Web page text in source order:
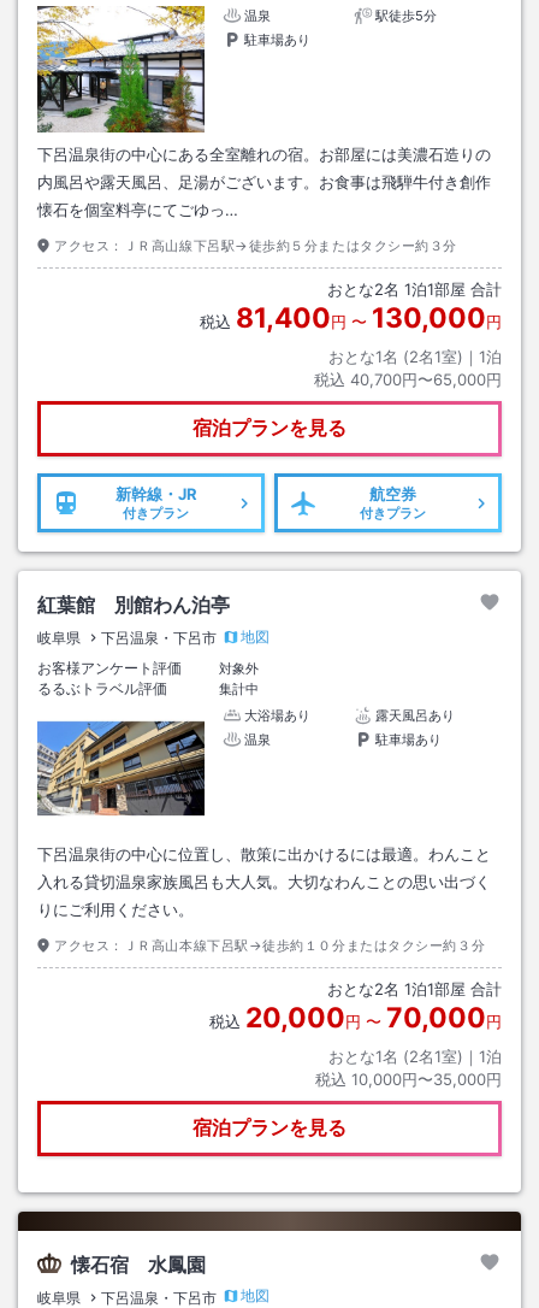
温泉
駅徒歩5分
駐車場あり
下呂温泉街の中心にある全室離れの宿。お部屋には美濃石造りの
内風呂や露天風呂、足湯がございます。お食事は飛騨牛付き創作
懐石を個室料亭にてごゆっ…
アクセス： ＪＲ高山線下呂駅→徒歩約５分またはタクシー約３分
おとな2名 1泊1部屋 合計
税込 81,400円 〜 130,000円
おとな1名 (2名1室)｜ 1泊
税込 40,700円〜65,000円
宿泊プランを見る
新幹線・JR
付きプラン
航空券
付きプラン
紅葉館 別館わん泊亭
岐阜県 下呂温泉・下呂市
地図
お客様アンケート評価
対象外
るるぶトラベル評価
集計中
大浴場あり
露天風呂あり
温泉
駐車場あり
下呂温泉街の中心に位置し、散策に出かけるには最適。わんこと
入れる貸切温泉家族風呂も大人気。大切なわんことの思い出づく
りにご利用ください。
アクセス： ＪＲ高山本線下呂駅→徒歩約１０分またはタクシー約３分
おとな2名 1泊1部屋 合計
税込 20,000円 〜 70,000円
おとな1名 (2名1室)｜ 1泊
税込 10,000円〜35,000円
宿泊プランを見る
懐石宿 水鳳園
岐阜県 下呂温泉・下呂市
地図